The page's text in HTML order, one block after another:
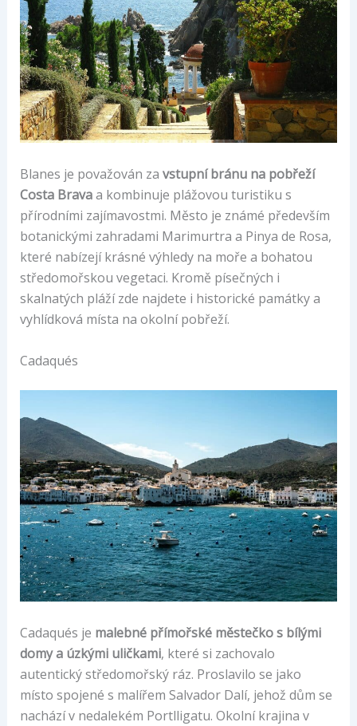
Blanes je považován za vstupní bránu na pobřeží
Costa Bravaa kombinuje plážovou turistiku s
přírodními zajímavostmi. Město je známé především
botanickými zahradami Marimurtra a Pinya de Rosa,
které nabízejí krásné výhledy na moře a bohatou
středomořskou vegetaci. Kromě písečných i
skalnatých pláží zde najdete i historické památky a
vyhlídková místa na okolní pobřeží.
Cadaqués
Cadaqués je malebné přímořské městečko s bílými
domy a úzkými uličkami, které si zachovalo
autentický středomořský ráz. Proslavilo se jako
místo spojené s malířem Salvador Dalí, jehož dům se
nachází v nedalekém Portlligatu. Okolní krajina v